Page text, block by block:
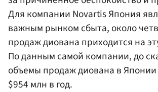
Для компании Novartis Япония
важным рынком сбыта, около
продаж диована приходится на
По данным самой компании, до
объемы продаж диована в Японии
$954 млн в год.